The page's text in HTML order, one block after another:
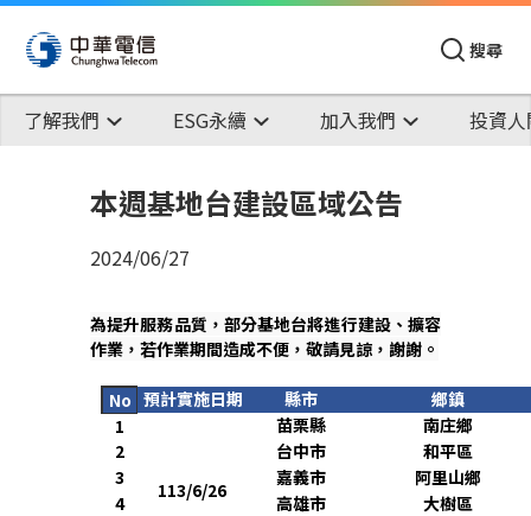
搜尋
了解我們 ESG永續 加入我們 投資
本週基地台建設區域公告
2024/06/27
為提升服務品質，部分基地台將進行建設、擴容
作業，若作業期間造成不便，敬請見諒，謝謝。
No 預計實施日期 縣市
鄉鎮
1
113/6/26
苗栗縣
南庄鄉
2
台中市
和平區
3
嘉義市
阿里山鄉
4
高雄市
大樹區